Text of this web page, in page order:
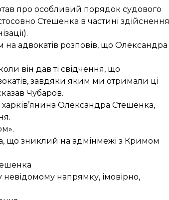
про особливий порядок судового
Стешенка в частині здійснення
адвокатів розповів, що Олександра
він дав ті свідчення, що
завдяки яким ми отримали ці
Чубаров.
Олександра Стешенка,
, що зниклий на адмінмежі з Кримом
невідомому напрямку, імовірно,